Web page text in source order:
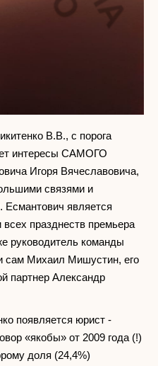
В.В., с порога
интересы САМОГО
Игоря Вячеславовича,
связями и
является
празднеств премьера
руководитель команды
сам Михаил Мишустин, его
партнер Александр
появляется юрист -
«якобы» от 2009 года (!)
доля (24,4%)